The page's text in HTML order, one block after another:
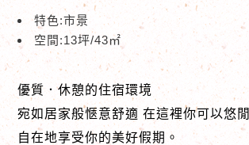
特色:市景
空間:13坪/43㎡
優質．休憩的住宿環境
宛如居家般愜意舒適 在這裡你可以悠閒
自在地享受你的美好假期。